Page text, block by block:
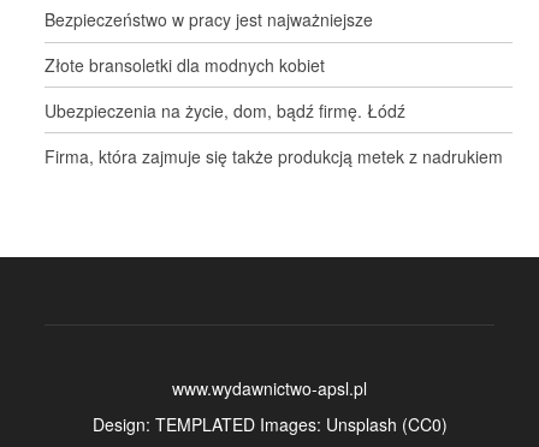
Bezpieczeństwo w pracy jest najważniejsze
Złote bransoletki dla modnych kobiet
Ubezpieczenia na życie, dom, bądź firmę. Łódź
Firma, która zajmuje się także produkcją metek z nadrukiem
www.wydawnictwo-apsl.pl
Design: TEMPLATEDImages: Unsplash (CC0)